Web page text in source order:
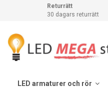
Returrätt
30 dagars returrätt
LED armaturer och rör